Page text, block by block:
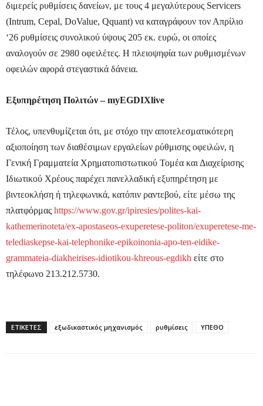
διμερείς ρυθμίσεις δανείων, με τους 4 μεγαλύτερους Servicers
(Intrum, Cepal, DoValue, Qquant) να καταγράφουν τον Απρίλιο
‘26 ρυθμίσεις συνολικού ύψους 205 εκ. ευρώ, οι οποίες
αναλογούν σε 2980 οφειλέτες. Η πλειοψηφία των ρυθμισμένων
οφειλών αφορά στεγαστικά δάνεια.
Εξυπηρέτηση Πολιτών – myEGDIXlive
Τέλος, υπενθυμίζεται ότι, με στόχο την αποτελεσματικότερη
αξιοποίηση των διαθέσιμων εργαλείων ρύθμισης οφειλών, η
Γενική Γραμματεία Χρηματοπιστωτικού Τομέα και Διαχείρισης
Ιδιωτικού Χρέους παρέχει πανελλαδική εξυπηρέτηση με
βιντεοκλήση ή τηλεφωνικά, κατόπιν ραντεβού, είτε μέσω της
πλατφόρμας https://www.gov.gr/ipiresies/polites-kai-
kathemerinoteta/ex-apostaseos-exuperetese-politon/exuperetese-me-
telediaskepse-kai-telephonike-epikoinonia-apo-ten-eidike-
grammateia-diakheirises-idiotikou-khreous-egdikh είτε στο
τηλέφωνο 213.212.5730.
ΕΤΙΚΕΤΕΣ εξωδικαστικός μηχανισμός ρυθμίσεις ΥΠΕΘΟ